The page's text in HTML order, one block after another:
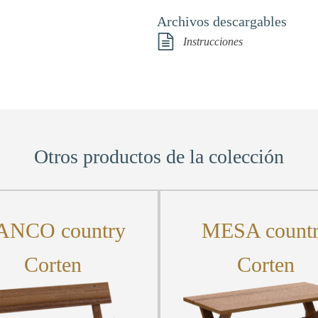
Archivos descargables
Instrucciones
Otros productos de la colección
country
Corten
MESA
Corten